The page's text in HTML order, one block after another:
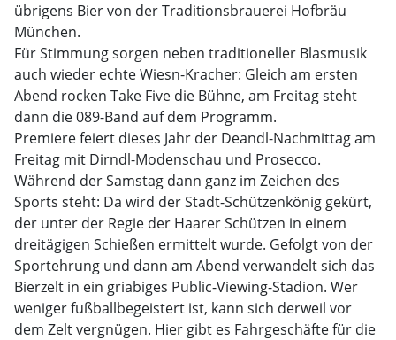
übrigens Bier von der Traditionsbrauerei Hofbräu
München.
Für Stimmung sorgen neben traditioneller Blasmusik
auch wieder echte Wiesn-Kracher: Gleich am ersten
Abend rocken Take Five die Bühne, am Freitag steht
dann die 089-Band auf dem Programm.
Premiere feiert dieses Jahr der Deandl-Nachmittag am
Freitag mit Dirndl-Modenschau und Prosecco.
Während der Samstag dann ganz im Zeichen des
Sports steht: Da wird der Stadt-Schützenkönig gekürt,
der unter der Regie der Haarer Schützen in einem
dreitägigen Schießen ermittelt wurde. Gefolgt von der
Sportehrung und dann am Abend verwandelt sich das
Bierzelt in ein griabiges Public-Viewing-Stadion. Wer
weniger fußballbegeistert ist, kann sich derweil vor
dem Zelt vergnügen. Hier gibt es Fahrgeschäfte für die